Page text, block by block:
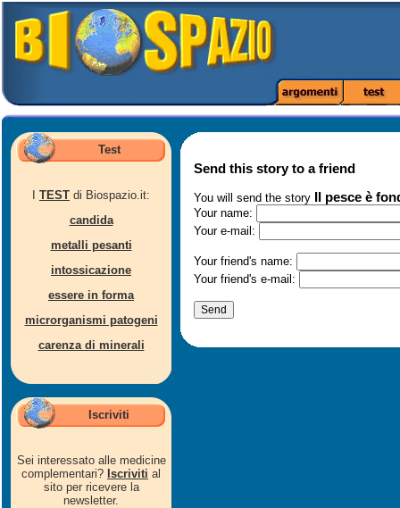
Test
TEST di Biospazio.it:
candida
metalli pesanti
intossicazione
essere in forma
microrganismi patogeni
carenza di minerali
Iscriviti
Sei interessato alle medicine
complementari? Iscriviti al
sito per ricevere la
newsletter.
Send this story to a friend
You will send the story Il pesce è
Your name:
Your e-mail:
Your friend's name:
Your friend's e-mail: